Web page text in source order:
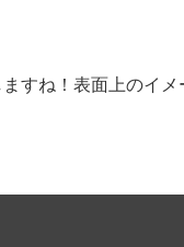
すね！表面上のイ